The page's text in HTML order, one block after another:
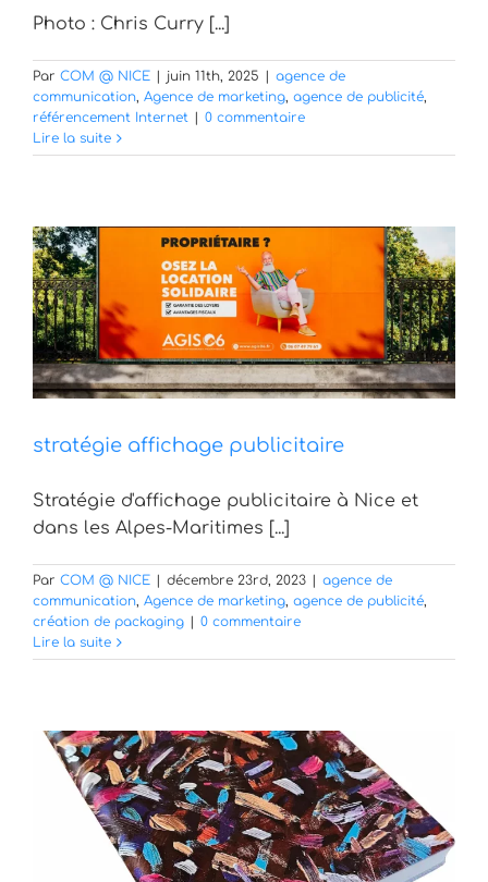
Photo : Chris Curry [...]
Par COM @ NICE juin 11th, 2025
agence de
communication, Agence de marketing, agence de publicité,
référencement Internet
0 commentaire
Lire la suite
stratégie affichage publicitaire
Stratégie d'affichage publicitaire à Nice et
dans les Alpes-Maritimes [...]
Par COM @ NICE | décembre 23rd, 2023 | agence de
communication, Agence de marketing, agence de publicité,
création de packaging | 0 commentaire
Lire la suite